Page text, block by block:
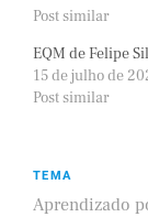
Post similar
EQM de Felipe
15 de julho de
Post similar
TEMA
Aprendizado